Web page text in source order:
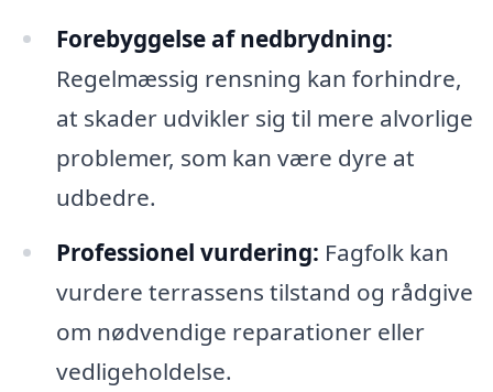
Forebyggelse af nedbrydning:
Regelmæssig rensning kan forhindre,
at skader udvikler sig til mere alvorlige
problemer, som kan være dyre at
udbedre.
Professionel vurdering: Fagfolk kan
vurdere terrassens tilstand og rådgive
om nødvendige reparationer eller
vedligeholdelse.